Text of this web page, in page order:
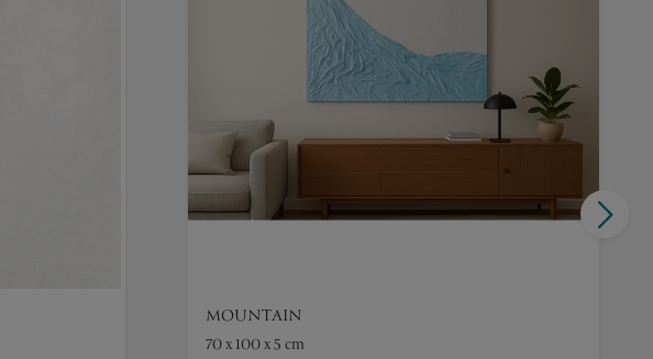
MOUNTAIN
70 x 100 x 5 cm